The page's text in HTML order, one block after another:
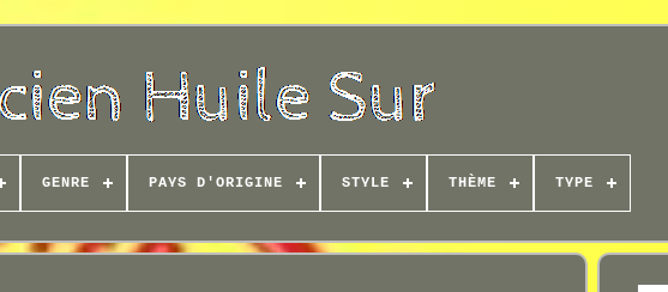
GENRE PAYS D'ORIGINE STYLE THÈME TYPE